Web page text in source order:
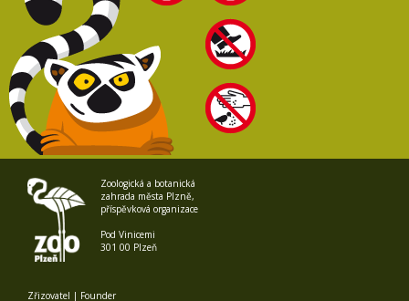
Zoologická a botanická
zahrada města Plzně,
příspěvková organizace
Pod Vinicemi
301 00 Plzeň
Zřizovatel | Founder